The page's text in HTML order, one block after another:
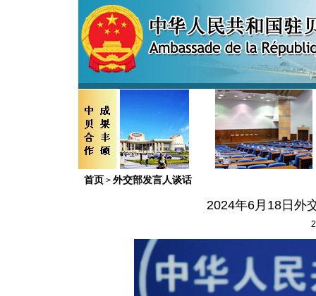
首页 > 外交部发言人谈话
2024年6月18日外